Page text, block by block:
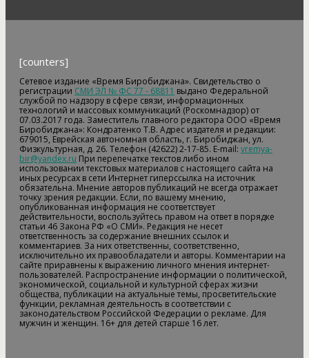
[counters]
Сетевое издание «Время Биробиджана». Свидетельство о
регистрации СМИ ЭЛ № ФС 77 - 68811 выдано Федеральной
службой по надзору в сфере связи, информационных
технологий и массовых коммуникаций (Роскомнадзор) от
07.03.2017 года. Заместитель главного редактора ООО «Время
Биробиджана»: Кондратенко Т.В. Адрес издателя и редакции:
679015, Еврейская автономная область, г. Биробиджан, ул.
Физкультурная, д. 26. Телефон (42622) 2-17-85. E-mail: vremya-
bir@yandex.ru При перепечатке текстов либо ином
использовании текстовых материалов с настоящего сайта на
иных ресурсах в сети Интернет гиперссылка на источник
обязательна. Мнение авторов публикаций не всегда отражает
точку зрения редакции. Если, по вашему мнению,
опубликованная информация не соответствует
действительности, воспользуйтесь правом на ответ в порядке
статьи 46 Закона РФ «О СМИ». Редакция не несет
ответственность за содержание внешних ссылок и
комментариев. За них ответственны, соответственно,
исключительно их правообладатели и авторы. Комментарии на
сайте приравнены к выражению личного мнения интернет-
пользователей. Распространение информации о политической,
экономической, социальной и культурной сферах жизни
общества, публикации на актуальные темы, просветительские
функции, рекламная деятельность в соответствии с
законодательством Российской Федерации о рекламе. Для
мужчин и женщин. 16+ для детей старше 16 лет.